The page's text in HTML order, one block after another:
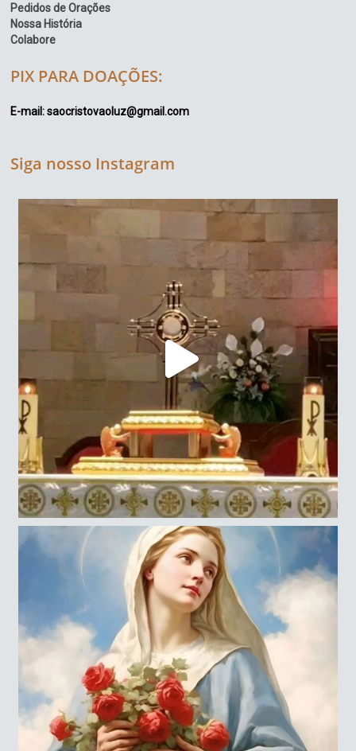
Pedidos de Orações
Nossa História
Colabore
PIX PARA DOAÇÕES:
E-mail: saocristovaoluz@gmail.com
Siga nosso Instagram